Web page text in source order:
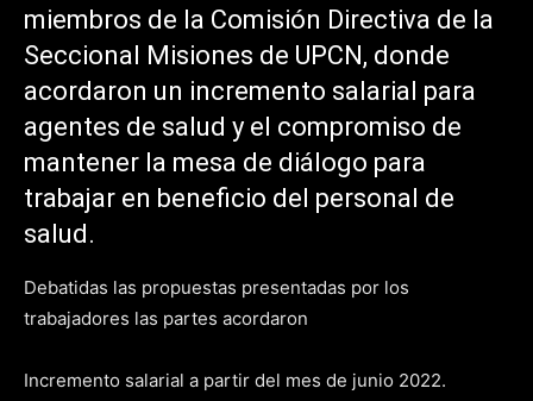
miembros de la Comisión Directiva de la
Seccional Misiones de UPCN, donde
acordaron un incremento salarial para
agentes de salud y el compromiso de
mantener la mesa de diálogo para
trabajar en beneficio del personal de
salud.
Debatidas las propuestas presentadas por los
trabajadores las partes acordaron
Incremento salarial a partir del mes de junio 2022.